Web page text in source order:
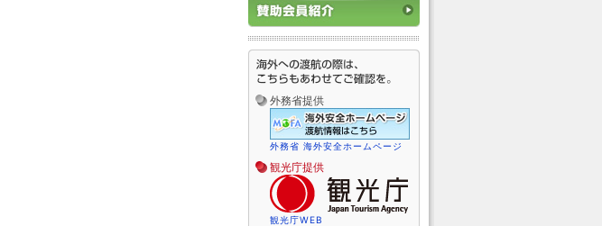
外務省提供
外務省 海外安全ホームページ
観光庁提供
観光庁WEB